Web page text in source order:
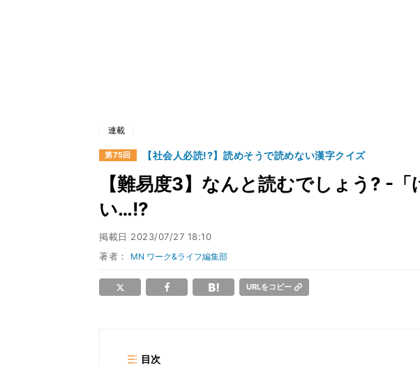
連載
第75回 【社会人必読!?】読めそうで読めない漢字クイズ
【難易度3】なんと読むでしょう? -
い…!?
掲載日 2023/07/27 18:10
著者： MN ワーク&ライフ編集部
URLをコピー
目次